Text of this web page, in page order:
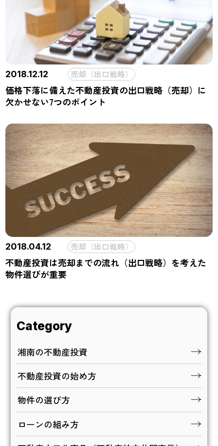
2018.12.12 売却（出口戦略）
価格下落に備えた不動産投資の出口戦略（売却）に
欠かせない7つのポイント
2018.04.12 売却（出口戦略）
不動産投資は売却までの流れ（出口戦略）を考えた
物件選びが重要
Category
湘南の不動産投資
不動産投資の始め方
物件の選び方
ローンの組み方